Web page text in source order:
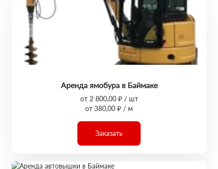
Аренда ямобура в Баймаке
от 2 800,00 ₽ / шт
от 380,00 ₽ / м
Заказать